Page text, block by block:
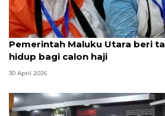
Pemerintah Maluku Utara beri
hidup bagi calon haji
30 April 2026